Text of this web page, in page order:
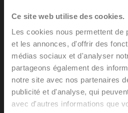
Ce site web utilise des cookies.
Les cookies nous permettent de
et les annonces, d'offrir des
médias sociaux et d'analyser
partageons également des
notre site avec nos partenaires
publicité et d'analyse, qui
avec d'autres informations que
Confort de zone
Solutions de régulation
Performances optimales du
Acheter maintenant